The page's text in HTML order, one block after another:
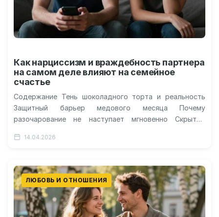
Как нарциссизм и враждебность партнера
на самом деле влияют на семейное
счастье
Содержание Тень шоколадного торта и реальность
Защитный барьер медового месяца Почему
разочарование не наступает мгновенно Скрытые
счастья…
14.04.2026
ЛЮБОВЬ И ОТНОШЕНИЯ